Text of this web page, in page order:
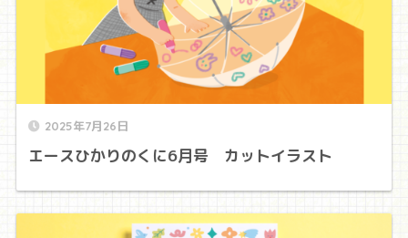
2025年7月26日
エースひかりのくに6月号 カットイラスト